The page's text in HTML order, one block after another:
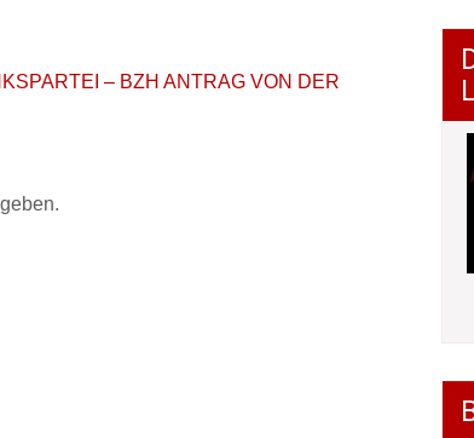
– BZH ANTRAG VON DER